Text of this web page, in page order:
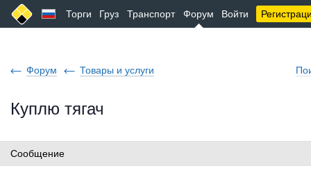
Торги Груз Транспорт Форум Войти
Форум Товары и услуги
Куплю тягач
Сообщение